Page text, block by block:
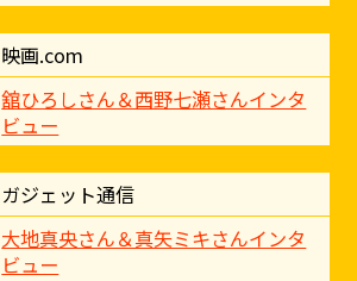
映画.com
舘ひろしさん＆西野七瀬さんインタ
ビュー
ガジェット通信
大地真央さん＆真矢ミキさんインタ
ビュー